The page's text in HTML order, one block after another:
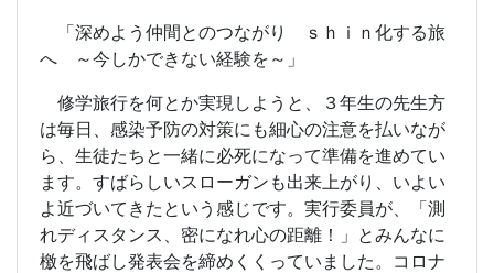
「深めよう仲間とのつながり ｓｈｉｎ化する旅
へ ～今しかできない経験を～」
修学旅行を何とか実現しようと、３年生の先生方
は毎日、感染予防の対策にも細心の注意を払いなが
ら、生徒たちと一緒に必死になって準備を進めてい
ます。すばらしいスローガンも出来上がり、いよい
よ近づいてきたという感じです。実行委員が、「測
れディスタンス、密になれ心の距離！」とみんなに
檄を飛ばし発表会を締めくくっていました。コロナ